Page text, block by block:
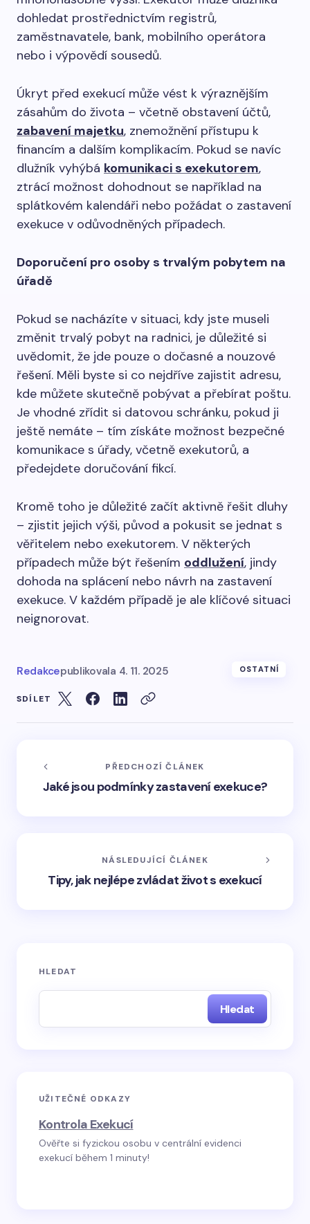
dohledat prostřednictvím registrů,
zaměstnavatele, bank, mobilního operátora
nebo i výpovědí sousedů.
Úkryt před exekucí může vést k výraznějším
zásahům do života – včetně obstavení účtů,
zabavení majetku, znemožnění přístupu k
financím a dalším komplikacím. Pokud se navíc
dlužník vyhýbá komunikaci s exekutorem,
ztrácí možnost dohodnout se například na
splátkovém kalendáři nebo požádat o zastavení
exekuce v odůvodněných případech.
Doporučení pro osoby s trvalým pobytem na
úřadě
Pokud se nacházíte v situaci, kdy jste museli
změnit trvalý pobyt na radnici, je důležité si
uvědomit, že jde pouze o dočasné a nouzové
řešení. Měli byste si co nejdříve zajistit adresu,
kde můžete skutečně pobývat a přebírat poštu.
Je vhodné zřídit si datovou schránku, pokud ji
ještě nemáte – tím získáte možnost bezpečné
komunikace s úřady, včetně exekutorů, a
předejdete doručování fikcí.
Kromě toho je důležité začít aktivně řešit dluhy
– zjistit jejich výši, původ a pokusit se jednat s
věřitelem nebo exekutorem. V některých
případech může být řešením oddlužení, jindy
dohoda na splácení nebo návrh na zastavení
exekuce. V každém případě je ale klíčové situaci
neignorovat.
Redakcepublikovala 4. 11. 2025 OSTATNÍ
SDÍLET
PŘEDCHOZÍ ČLÁNEK
Jaké jsou podmínky zastavení exekuce?
NÁSLEDUJÍCÍ ČLÁNEK
Tipy, jak nejlépe zvládat život s exekucí
HLEDAT
Hledat
UŽITEČNÉ ODKAZY
Kontrola Exekucí
Ověřte si fyzickou osobu v centrální evidenci
exekucí během 1 minuty!